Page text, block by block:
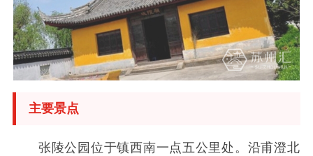
主要景点
张陵公园位于镇西南一点五公里处。沿甫澄北